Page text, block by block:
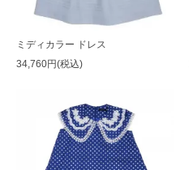
ミディカラー ドレス
34,760円(税込)